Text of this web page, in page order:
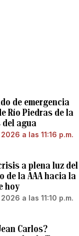
de emergencia
Río Piedras de la
del agua
a las 11:16 p.m.
a plena luz del
de la AAA hacia la
hoy
a las 11:10 p.m.
Carlos?